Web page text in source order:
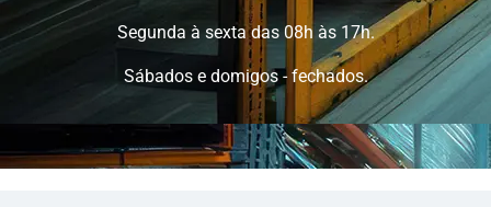
Segunda à sexta das 08h às 17h.
Sábados e domigos - fechados.